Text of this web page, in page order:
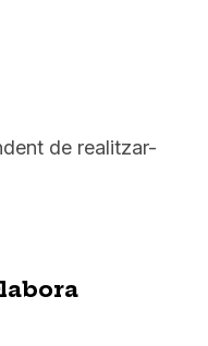
de realitzar-